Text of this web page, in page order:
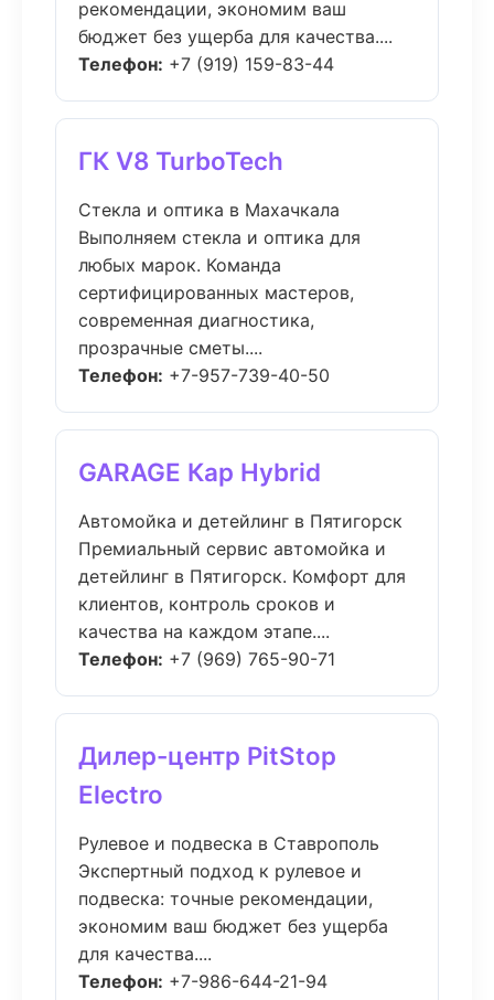
рекомендации, экономим ваш
бюджет без ущерба для качества....
Телефон: +7 (919) 159-83-44
ГК V8 TurboTech
Стекла и оптика в Махачкала
Выполняем стекла и оптика для
любых марок. Команда
сертифицированных мастеров,
современная диагностика,
прозрачные сметы....
Телефон: +7-957-739-40-50
GARAGE Кар Hybrid
Автомойка и детейлинг в Пятигорск
Премиальный сервис автомойка и
детейлинг в Пятигорск. Комфорт для
клиентов, контроль сроков и
качества на каждом этапе....
Телефон: +7 (969) 765-90-71
Дилер-центр PitStop
Electro
Рулевое и подвеска в Ставрополь
Экспертный подход к рулевое и
подвеска: точные рекомендации,
экономим ваш бюджет без ущерба
для качества....
Телефон: +7-986-644-21-94